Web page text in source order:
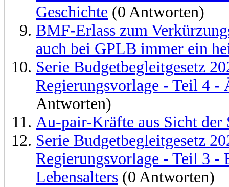
Geschichte (0 Antworten)
BMF-Erlass zum
auch bei GPLB immer ein
Serie Budgetbegleitgesetz
Regierungsvorlage - Teil 4 -
Antworten)
Au-pair-Kräfte aus Sicht der
Serie Budgetbegleitgesetz
Regierungsvorlage - Teil 3 -
Lebensalters (0 Antworten)